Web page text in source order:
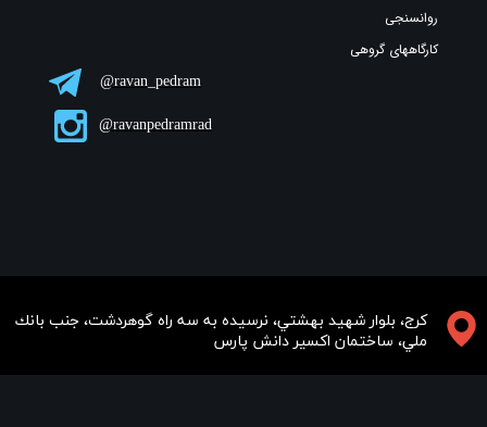
​​​كرج، بلوار شهيد بهشتي، نرسيده به سه راه گوهردشت، جنب بانك
ملي، ساختمان اكسير دانش پارس
روانسنجی
کارگاههای گروهی
ravan_pedram@
ravanpedramrad@